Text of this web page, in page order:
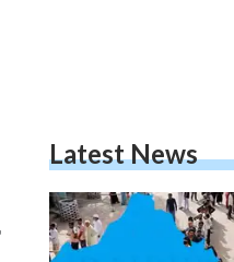
Latest News